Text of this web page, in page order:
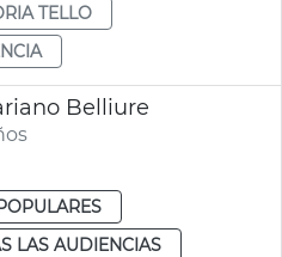
TELLO
Belliure
LAS AUDIENCIAS